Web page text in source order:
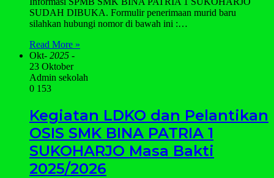
SUDAH DIBUKA. Formulir penerimaan murid baru
silahkan hubungi nomor di bawah ini :…
Read More »
Okt- 2025 -
23 Oktober
Admin sekolah
0 153
Kegiatan LDKO dan Pelantikan
OSIS SMK BINA PATRIA 1
SUKOHARJO Masa Bakti
2025/2026